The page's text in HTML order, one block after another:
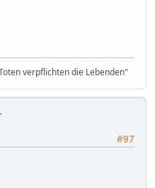
verpflichten die Lebenden"
#97